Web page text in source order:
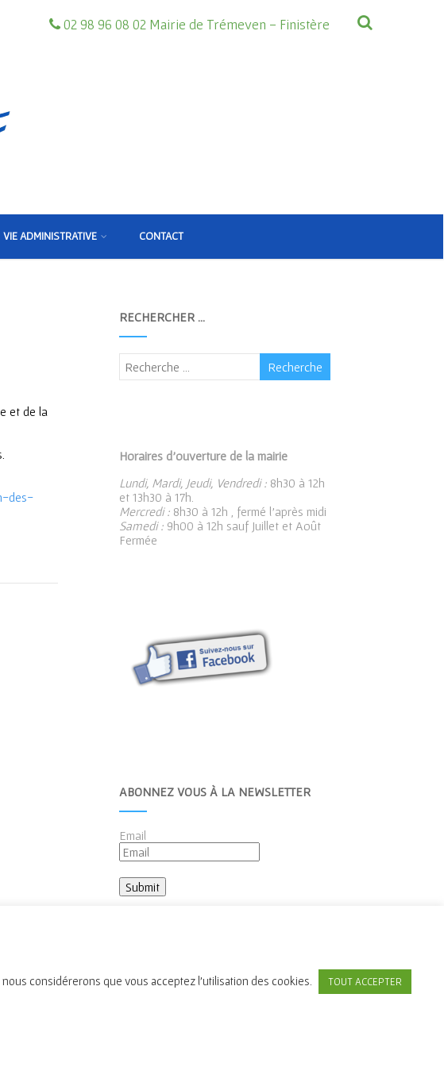
02 98 96 08 02 Mairie de Trémeven - Finistère
VIE ADMINISTRATIVE CONTACT
et de la
des-
RECHERCHER …
Horaires d’ouverture de la mairie
Lundi, Mardi, Jeudi, Vendredi :8h30 à 12h
et 13h30 à 17h.
Mercredi :8h30 à 12h , fermé l’après midi
Samedi :9h00 à 12h sauf Juillet et Août
Fermée
ABONNEZ VOUS À LA NEWSLETTER
Email
considérerons que vous acceptez l'utilisation des cookies. TOUT ACCEPTER